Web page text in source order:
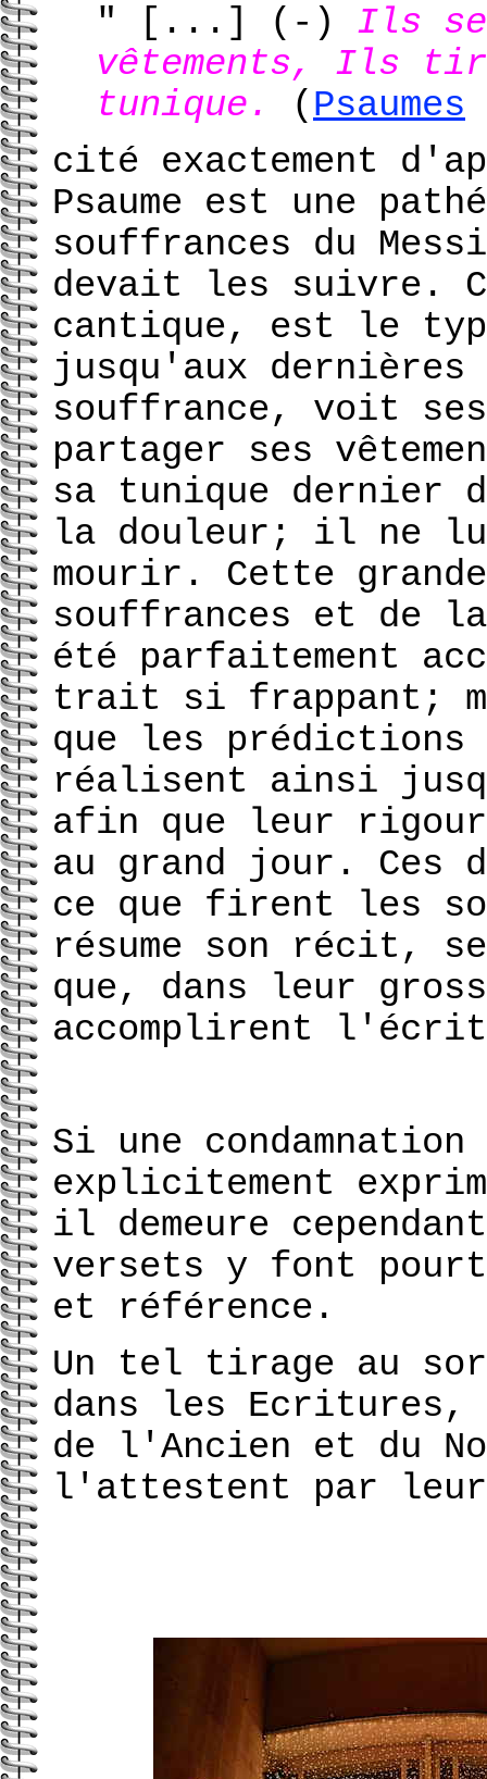
" [...] (-) Ils se
vêtements, Ils
tunique.
( Psaumes
cité exactement
Psaume est une
souffrances du
devait les suivre.
cantique, est le
jusqu'aux
souffrance, voit
partager ses
sa tunique dernier
la douleur; il ne
mourir. Cette
souffrances et de
été parfaitement
trait si frappant;
que les
réalisent ainsi
afin que leur
au grand jour. Ces
ce que firent les
résume son récit,
que, dans leur
accomplirent
Si une
explicitement
il demeure
versets y font
et référence.
Un tel tirage au
dans les Ecritures,
de l'Ancien et du
l'attestent par